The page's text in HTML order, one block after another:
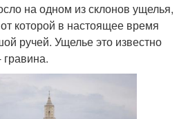
на одном из склонов ущелья,
которой в настоящее время
ручей. Ущелье это известно